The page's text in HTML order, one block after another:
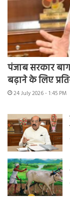
पंजाब सरकार
बढ़ाने के लिए
24 July 2026 - 1:45 PM